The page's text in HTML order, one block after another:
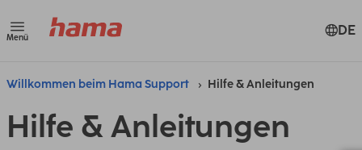
Menü DE
Willkommen beim Hama Support Hilfe & Anleitungen
Hilfe & Anleitungen